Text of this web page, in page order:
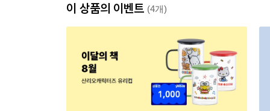
이 상품의 이벤트 (4개)